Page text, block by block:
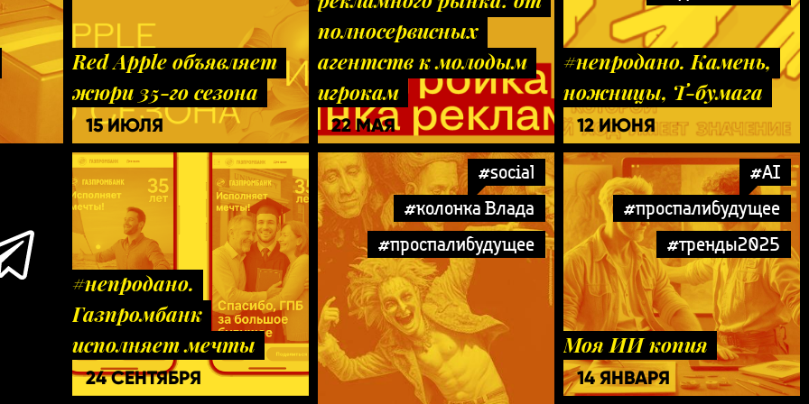
Red Apple объявляет
жюри 35-го сезона
15 ИЮЛЯ
полносервисных
агентств к молодым
игрокам
22 МАЯ
#непродано. Камень,
ножницы, Т-бумага
12 ИЮНЯ
#непродано.
Газпромбанк
исполняет мечты
24 СЕНТЯБРЯ
#social
#колонка Влада
#проспалибудущее
#AI
#проспалибудущее
#тренды2025
Моя ИИ копия
14 ЯНВАРЯ